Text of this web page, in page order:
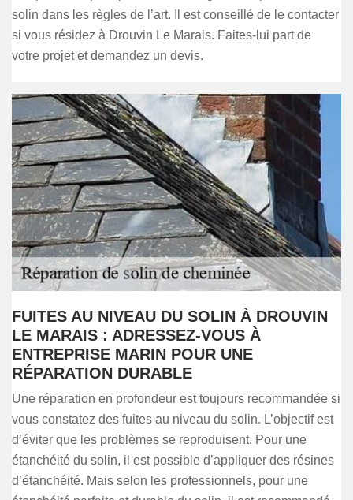
solin dans les règles de l’art. Il est conseillé de le contacter
si vous résidez à Drouvin Le Marais. Faites-lui part de
votre projet et demandez un devis.
FUITES AU NIVEAU DU SOLIN À DROUVIN
LE MARAIS : ADRESSEZ-VOUS À
ENTREPRISE MARIN POUR UNE
RÉPARATION DURABLE
Une réparation en profondeur est toujours recommandée si
vous constatez des fuites au niveau du solin. L’objectif est
d’éviter que les problèmes se reproduisent. Pour une
étanchéité du solin, il est possible d’appliquer des résines
d’étanchéité. Mais selon les professionnels, pour une